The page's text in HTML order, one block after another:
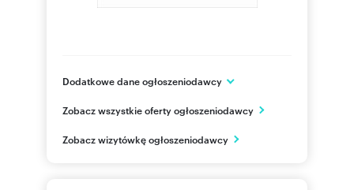
Dodatkowe dane ogłoszeniodawcy
ul. Daniszewska 14
mazowieckie
Zobacz wszystkie oferty ogłoszeniodawcy
Zobacz wizytówkę ogłoszeniodawcy